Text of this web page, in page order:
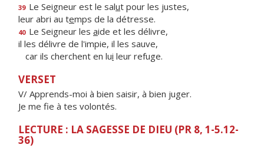
39 Le Seigneur est le salut pour les justes,
leur abri au temps de la détresse.
40 Le Seigneur les aide et les délivre,
il les délivre de l'impie, il les sauve,
car ils cherchent en lui leur refuge.
VERSET
V/ Apprends-moi à bien saisir, à bien juger.
Je me fie à tes volontés.
LECTURE : LA SAGESSE DE DIEU (PR 8, 1-5.12-
36)